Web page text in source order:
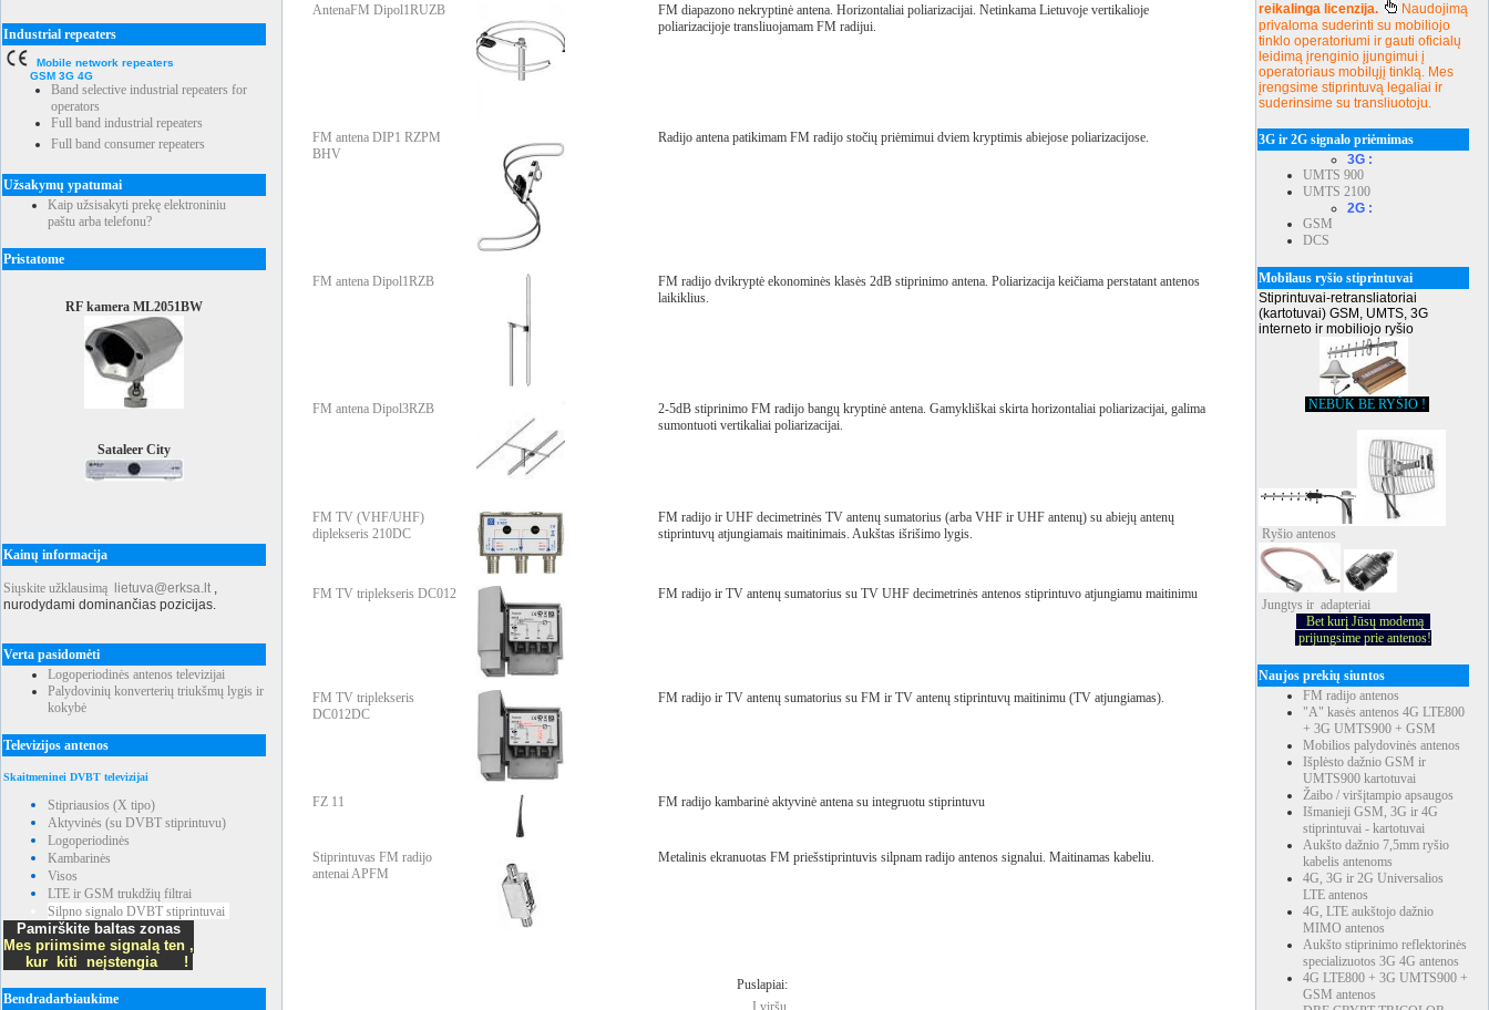
Industrial repeaters
Mobile network repeaters
GSM 3G 4G
Band selective industrial repeaters for
operators
Full band industrial repeaters
Full band consumer repeaters
Užsakymų ypatumai
Kaip užsisakyti prekę elektroniniu
paštu arba telefonu?
Pristatome
RF kamera ML2051BW
Sataleer City
Kainų informacija
Siųskite užklausimą lietuva@erksa.lt ,
nurodydami dominančias pozicijas.
Verta pasidomėti
Logoperiodinės antenos televizijai
Palydovinių konverterių triukšmų lygis ir
kokybė
Televizijos antenos
Skaitmeninei DVBT televizijai
Stipriausios (X tipo)
Aktyvinės (su DVBT stiprintuvu)
Logoperiodinės
Kambarinės
Visos
LTE ir GSM trukdžių filtrai
Silpno signalo DVBT stiprintuvai
Pamirškite baltas zonas
Mes priimsime signalą ten ,
kur kiti neįstengia !
Bendradarbiaukime
AntenaFM Dipol1RUZB
FM diapazono nekryptinė antena. Horizontaliai poliarizacijai. Netinkama Lietuvoje vertikalioje
poliarizacijoje transliuojamam FM radijui.
FM antena DIP1 RZPM
BHV
Radijo antena patikimam FM radijo stočių priėmimui dviem kryptimis abiejose poliarizacijose.
FM antena Dipol1RZB
FM radijo dvikryptė ekonominės klasės 2dB stiprinimo antena. Poliarizacija keičiama perstatant antenos
laikiklius.
FM antena Dipol3RZB
2-5dB stiprinimo FM radijo bangų kryptinė antena. Gamykliškai skirta horizontaliai poliarizacijai, galima
sumontuoti vertikaliai poliarizacijai.
FM TV (VHF/UHF)
diplekseris 210DC
FM radijo ir UHF decimetrinės TV antenų sumatorius (arba VHF ir UHF antenų) su abiejų antenų
stiprintuvų atjungiamais maitinimais. Aukštas išrišimo lygis.
FM TV triplekseris DC012 FM radijo ir TV antenų sumatorius su TV UHF decimetrinės antenos stiprintuvo atjungiamu maitinimu
FM TV triplekseris
DC012DC
FM radijo ir TV antenų sumatorius su FM ir TV antenų stiprintuvų maitinimu (TV atjungiamas).
FZ 11 FM radijo kambarinė aktyvinė antena su integruotu stiprintuvu
Stiprintuvas FM radijo
antenai APFM
Metalinis ekranuotas FM priešstiprintuvis silpnam radijo antenos signalui. Maitinamas kabeliu.
Puslapiai:
Į viršų
reikalinga licenzija.
Naudojimą
privaloma suderinti su mobiliojo
tinklo operatoriumi ir gauti oficialų
leidimą įrenginio įjungimui į
operatoriaus mobilųjį tinklą. Mes
įrengsime stiprintuvą legaliai ir
suderinsime su transliuotoju.
3G ir 2G signalo priėmimas
3G :
UMTS 900
UMTS 2100
2G :
GSM
DCS
Mobilaus ryšio stiprintuvai
Stiprintuvai-retransliatoriai
(kartotuvai) GSM, UMTS, 3G
interneto ir mobiliojo ryšio
NEBŪK BE RYŠIO !
Ryšio antenos
Jungtys ir adapteriai
Bet kurį Jūsų modemą
prijungsime prie antenos!
Naujos prekių siuntos
FM radijo antenos
"A" kasės antenos 4G LTE800
+ 3G UMTS900 + GSM
Mobilios palydovinės antenos
Išplėsto dažnio GSM ir
UMTS900 kartotuvai
Žaibo / viršįtampio apsaugos
Išmanieji GSM, 3G ir 4G
stiprintuvai - kartotuvai
Aukšto dažnio 7,5mm ryšio
kabelis antenoms
4G, 3G ir 2G Universalios
LTE antenos
4G, LTE aukštojo dažnio
MIMO antenos
Aukšto stiprinimo reflektorinės
specializuotos 3G 4G antenos
4G LTE800 + 3G UMTS900 +
GSM antenos